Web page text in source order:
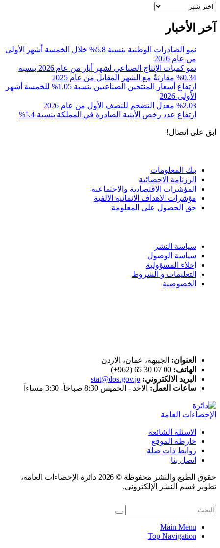
أرشيف
آخر الأخبار
نمو الصادرات الوطنية بنسبة 5.8% خلال الخمسة أشهر الأولى
من عام 2026
نمو كميات الإنتاج الصناعي لشهر أيار من عام 2026 بنسبة
0.34% مقارنةً مع الشهر المقابل من عام 2025
ارتفاع أسعار المنتجين الصناعيين بنسبة 1.05% للخمسة أشهر
الأولى 2026
%2.03 معدل التضخم للنصف الأول من عام 2026
ارتفاع عدد رخص الأبنية الصادرة في المملكة بنسبة 5.4%
ابق على اتصال!
بنك المعلومات
الرزنامة الاحصائية
المؤشرات الاقتصادية والاجتماعية
مؤشرات الاهداف الانمائية الالفية
حق الحصول على المعلومة
سياسة النشر
سياسة الوصول
إخلاء المسؤولية
التعليمات و الشروط
الخصوصية
العنوان: الجبيهة، عمان، الاردن
الهاتف: 00 07 30 65 (962+)
البريد الالكتروني: stat@dos.gov.jo
ساعات العمل: الاحد - الخميس 8:30 صباحاً- 3:30 مساءاً
الاسئلة الشائعة
خارطة الموقع
روابط ذات صلة
اتصل بنا
حقوق الطبع والنشر محفوظة © 2026 دائرة الإحصاءات العامة،
تطوير قسم النشر الإلكتروني.
Main Menu
Top Navigation